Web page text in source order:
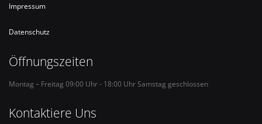
Impressum
Datenschutz
Öffnungszeiten
Montag – Freitag 09:00 Uhr - 18:00 Uhr Samstag geschlossen
Kontaktiere Uns